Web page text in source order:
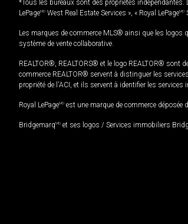
*Tous les bureaux sont des propriétés indépendantes.
LePageMD West Real Estate Services », « Royal LePageMD
Les marques de commerce MLS® ainsi que les logos
système de vente collaborative.
REALTOR®, REALTORS® et le logo REALTOR® sont
commerce REALTOR® servent à distinguer les
propriété de l'ACI, et ils servent à identifier les
Royal LePageMD est une marque de commerce
BridgemarqMD et ses logos / Services immobiliers